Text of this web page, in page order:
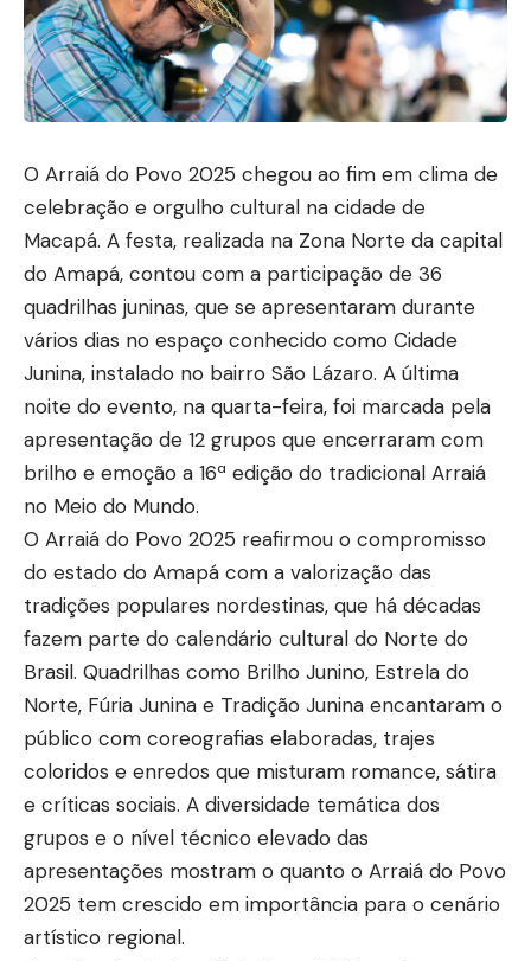
O Arraiá do Povo 2025 chegou ao fim em clima de
celebração e orgulho cultural na cidade de
Macapá. A festa, realizada na Zona Norte da capital
do Amapá, contou com a participação de 36
quadrilhas juninas, que se apresentaram durante
vários dias no espaço conhecido como Cidade
Junina, instalado no bairro São Lázaro. A última
noite do evento, na quarta-feira, foi marcada pela
apresentação de 12 grupos que encerraram com
brilho e emoção a 16ª edição do tradicional Arraiá
no Meio do Mundo.
O Arraiá do Povo 2025 reafirmou o compromisso
do estado do Amapá com a valorização das
tradições populares nordestinas, que há décadas
fazem parte do calendário cultural do Norte do
Brasil. Quadrilhas como Brilho Junino, Estrela do
Norte, Fúria Junina e Tradição Junina encantaram o
público com coreografias elaboradas, trajes
coloridos e enredos que misturam romance, sátira
e críticas sociais. A diversidade temática dos
grupos e o nível técnico elevado das
apresentações mostram o quanto o Arraiá do Povo
2025 tem crescido em importância para o cenário
artístico regional.